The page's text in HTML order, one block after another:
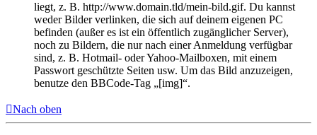
liegt, z. B. http://www.domain.tld/mein-bild.gif. Du kannst
weder Bilder verlinken, die sich auf deinem eigenen PC
befinden (außer es ist ein öffentlich zugänglicher Server),
noch zu Bildern, die nur nach einer Anmeldung verfügbar
sind, z. B. Hotmail- oder Yahoo-Mailboxen, mit einem
Passwort geschützte Seiten usw. Um das Bild anzuzeigen,
benutze den BBCode-Tag „[img]“.
Nach oben